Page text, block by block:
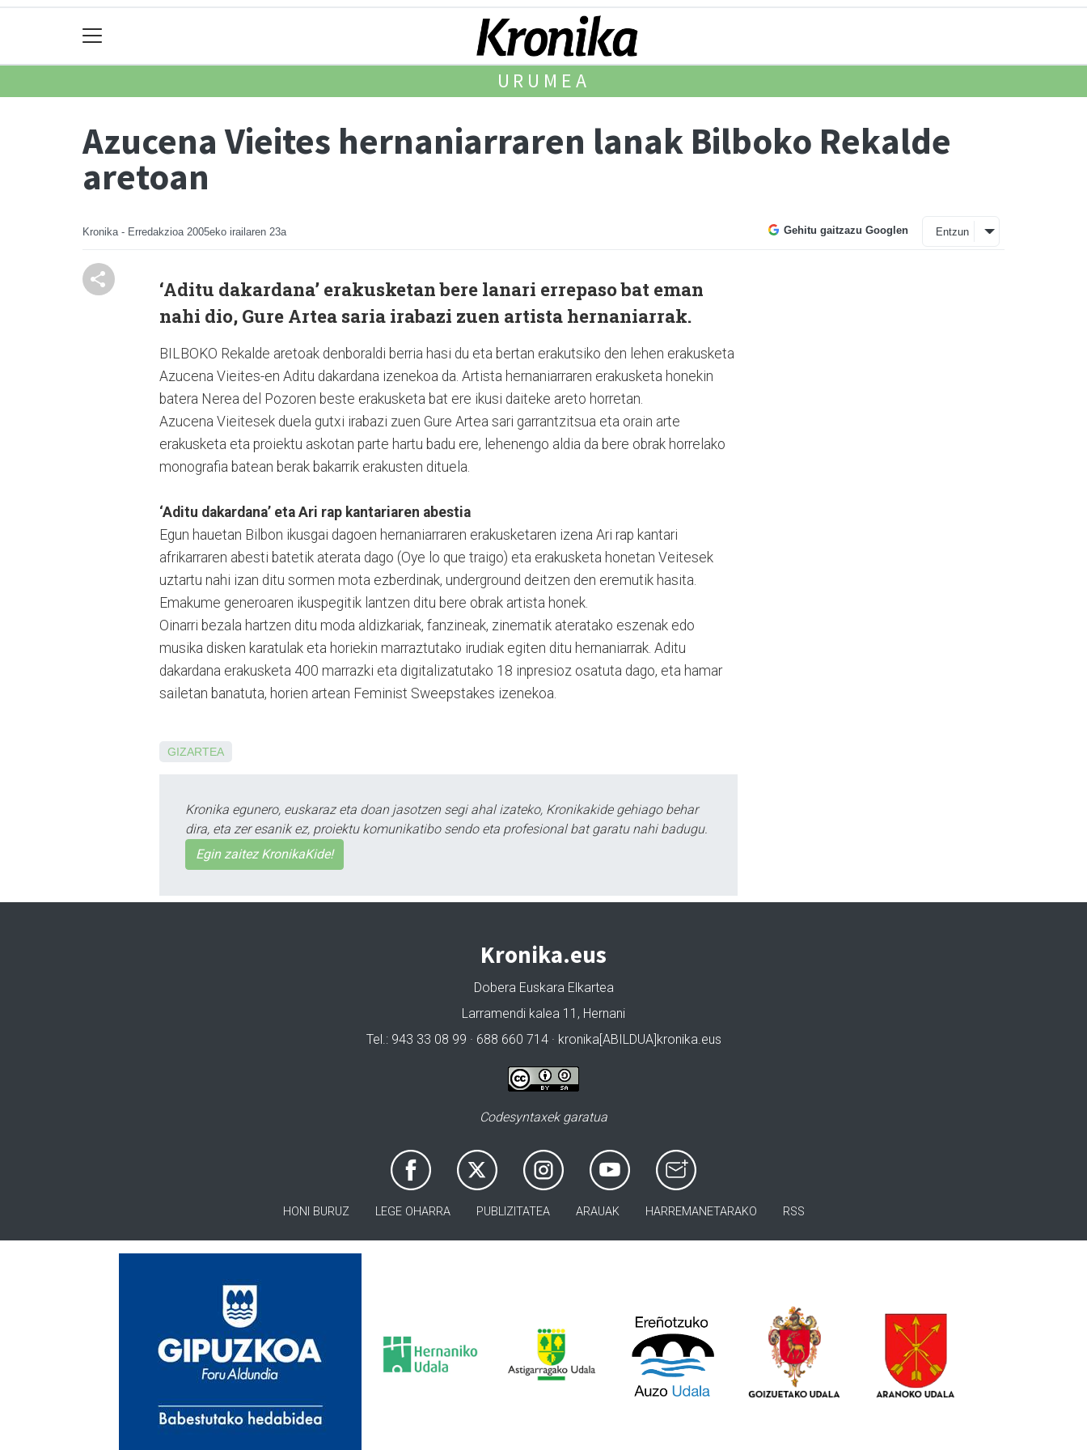
URUMEA
Azucena Vieites hernaniarraren lanak Bilboko Rekalde
aretoan
Kronika - Erredakzioa 2005eko irailaren 23a Gehitu gaitzazu Googlen Entzun
‘Aditu dakardana’ erakusketan bere lanari errepaso bat eman
nahi dio, Gure Artea saria irabazi zuen artista hernaniarrak.
BILBOKO Rekalde aretoak denboraldi berria hasi du eta bertan erakutsiko den lehen erakusketa
Azucena Vieites-en Aditu dakardana izenekoa da. Artista hernaniarraren erakusketa honekin
batera Nerea del Pozoren beste erakusketa bat ere ikusi daiteke areto horretan.
Azucena Vieitesek duela gutxi irabazi zuen Gure Artea sari garrantzitsua eta orain arte
erakusketa eta proiektu askotan parte hartu badu ere, lehenengo aldia da bere obrak horrelako
monografia batean berak bakarrik erakusten dituela.
‘Aditu dakardana’ eta Ari rap kantariaren abestia
Egun hauetan Bilbon ikusgai dagoen hernaniarraren erakusketaren izena Ari rap kantari
afrikarraren abesti batetik aterata dago (Oye lo que traigo) eta erakusketa honetan Veitesek
uztartu nahi izan ditu sormen mota ezberdinak, underground deitzen den eremutik hasita.
Emakume generoaren ikuspegitik lantzen ditu bere obrak artista honek.
Oinarri bezala hartzen ditu moda aldizkariak, fanzineak, zinematik ateratako eszenak edo
musika disken karatulak eta horiekin marraztutako irudiak egiten ditu hernaniarrak. Aditu
dakardana erakusketa 400 marrazki eta digitalizatutako 18 inpresioz osatuta dago, eta hamar
sailetan banatuta, horien artean Feminist Sweepstakes izenekoa.
GIZARTEA
Kronika egunero, euskaraz eta doan jasotzen segi ahal izateko, Kronikakide gehiago behar
dira, eta zer esanik ez, proiektu komunikatibo sendo eta profesional bat garatu nahi badugu.
Egin zaitez KronikaKide!
Kronika.eus
Dobera Euskara Elkartea
Larramendi kalea 11, Hernani
Tel.: 943 33 08 99 · 688 660 714 · kronika[ABILDUA]kronika.eus
Codesyntaxek garatua
HONI BURUZ LEGE OHARRA PUBLIZITATEA ARAUAK HARREMANETARAKO RSS